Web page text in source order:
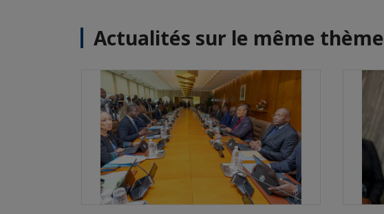
Actualités sur le même thème